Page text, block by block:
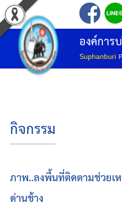
องค์การ
Suphanburi
หน้าแรก
ประวัติ อบจ
โครงสร้างองค์กร
โครงสร้างการแบ่งส่วนร
วิสัยทัศน์
กิจกรรม
ภาพ..ลงพื้นที่ติดตามช่วยเ
ด่านช้าง